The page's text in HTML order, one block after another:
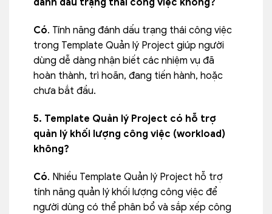
đánh dấu trạng thái công việc không?
Có. Tính năng đánh dấu trạng thái công việc
trong Template Quản lý Project giúp người
dùng dễ dàng nhận biết các nhiệm vụ đã
hoàn thành, trì hoãn, đang tiến hành, hoặc
chưa bắt đầu.
5. Template Quản lý Project có hỗ trợ
quản lý khối lượng công việc (workload)
không?
Có. Nhiều Template Quản lý Project hỗ trợ
tính năng quản lý khối lượng công việc để
người dùng có thể phân bổ và sắp xếp công